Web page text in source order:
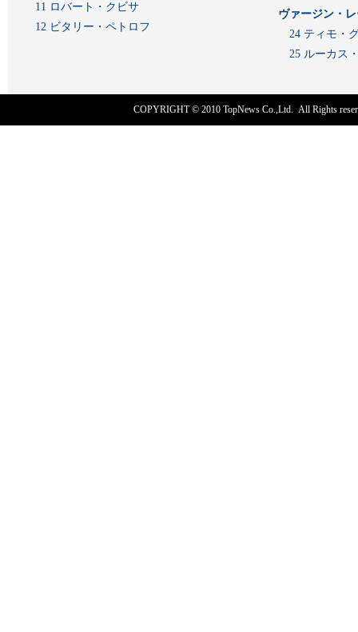
11 ロバート・クビサ
12 ビタリー・ペトロフ
ヴァージン・
24 ティモ・
25 ルーカス
COPYRIGHT © 2010 TopNews Co.,Ltd. All Rights